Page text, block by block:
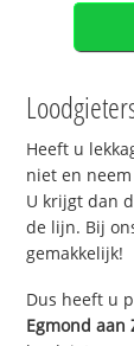
Heeft u
niet en
U krijgt dan
de lijn. Bij
gemakkelijk!
Dus heeft u
Egmond aan